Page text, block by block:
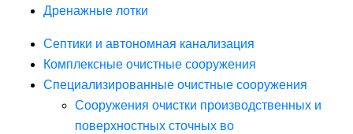
Дренажные лотки
Септики и автономная канализация
Комплексные очистные сооружения
Специализированные очистные сооружения
Сооружения очистки производственных и
поверхностных сточных во